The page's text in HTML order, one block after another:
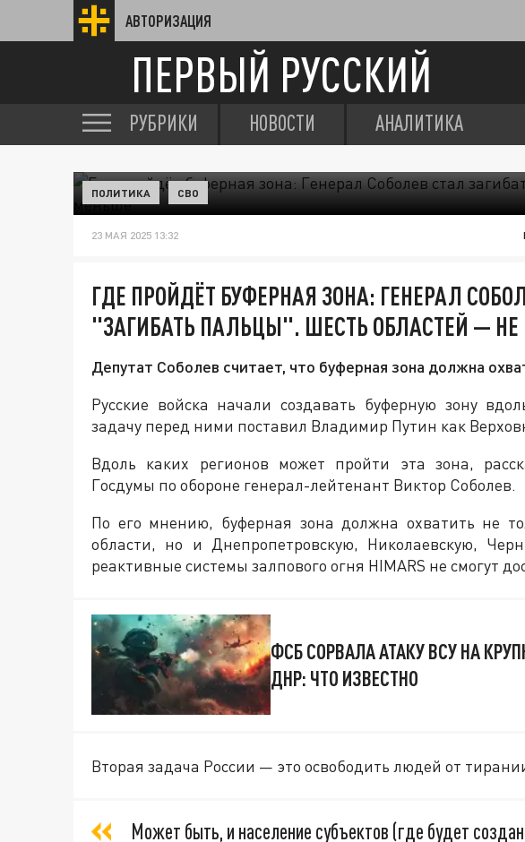
АВТОРИЗАЦИЯ
ПЕРВЫЙ РУССКИЙ
РУБРИКИ НОВОСТИ АНАЛИТИКА
ПОЛИТИКА СВО
23 МАЯ 2025 13:32
ГДЕ ПРОЙДЁТ БУФЕРНАЯ ЗОНА: ГЕНЕРАЛ
"ЗАГИБАТЬ ПАЛЬЦЫ". ШЕСТЬ ОБЛАСТЕЙ —
Депутат Соболев считает, что буферная зона должна
Русские войска начали создавать буферную зону
задачу перед ними поставил Владимир Путин как
Вдоль каких регионов может пройти эта зона,
Госдумы по обороне генерал-лейтенант Виктор Соболев.
По его мнению, буферная зона должна охватить не
области, но и Днепропетровскую, Николаевскую,
реактивные системы залпового огня HIMARS не смогут
ФСБ СОРВАЛА АТАКУ ВСУ НА
ДНР: ЧТО ИЗВЕСТНО
Вторая задача России — это освободить людей от
Может быть, и население субъектов (где будет